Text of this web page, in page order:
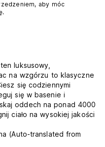
aby móc
luksusowy,
na wzgórzu to klasyczne
się codziennymi
się w basenie i
oddech na ponad 4000
ciało na wysokiej jakości
(Auto-translated from